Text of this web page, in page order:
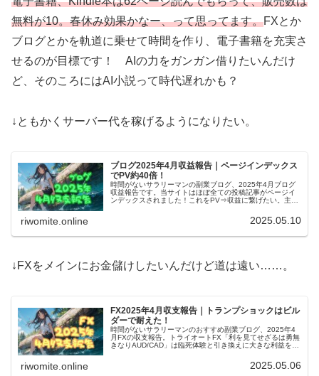
無料が10。春休み効果かなー、って思ってます。FXとか
ブログとかを軌道に乗せて時間を作り、電子書籍を充実さ
せるのが目標です！ AIの力をガンガン借りたいんだけ
ど、そのころにはAI小説って時代遅れかも？
↓ともかくサーバー代を稼げるようになりたい。
ブログ2025年4月収益報告｜ページインデックス
でPV約40倍！
時間がないサラリーマンの副業ブログ、2025年4月ブログ
収益報告です。当サイトはほぼ全ての投稿記事がページイ
ンデックスされました！これをPV⇒収益に繋げたい。主力
riwomite.online 2025.05.10
↓FXをメインにお金儲けしたいんだけど道は遠い……。
FX2025年4月収支報告｜トランプショックはビル
ダーで耐えた！
時間がないサラリーマンのおすすめ副業ブログ、2025年4
月FXの収支報告。トライオートFX「利を見てせざるは勇無
きなりAUD/CAD」は臨死体験と引き換えに大きな利益をゲ
riwomite.online 2025.05.06